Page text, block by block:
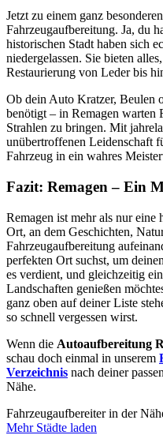
Jetzt zu einem ganz
Fahrzeugaufbereitung. Ja, du
historischen Stadt haben sich
niedergelassen. Sie bieten
Restaurierung von Leder bis
Ob dein Auto Kratzer, Beulen
benötigt – in Remagen warten
Strahlen zu bringen. Mit
unübertroffenen Leidenschaft
Fahrzeug in ein wahres
Fazit: Remagen – Ein
Remagen ist mehr als nur eine
Ort, an dem Geschichten,
Fahrzeugaufbereitung
perfekten Ort suchst, um
es verdient, und gleichzeitig
Landschaften genießen
ganz oben auf deiner Liste
so schnell vergessen wirst.
Wenn die Autoaufbereitung
schau doch einmal in unserem
Verzeichnis nach deiner
Nähe.
Fahrzeugaufbereiter in der
Mehr Städte laden